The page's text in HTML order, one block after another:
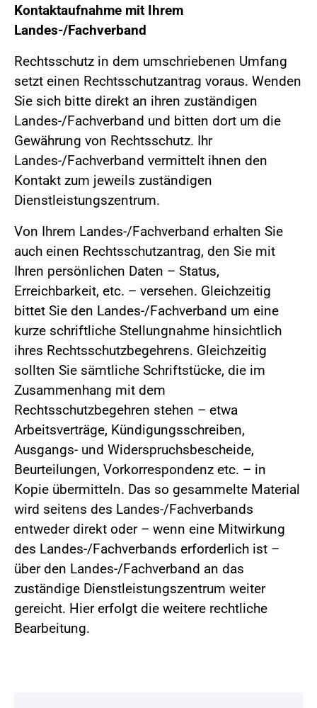
Kontaktaufnahme mit Ihrem
Landes-/Fachverband
Rechtsschutz in dem umschriebenen Umfang
setzt einen Rechtsschutzantrag voraus. Wenden
Sie sich bitte direkt an ihren zuständigen
Landes-/Fachverband und bitten dort um die
Gewährung von Rechtsschutz. Ihr
Landes-/Fachverband vermittelt ihnen den
Kontakt zum jeweils zuständigen
Dienstleistungszentrum.
Von Ihrem Landes-/Fachverband erhalten Sie
auch einen Rechtsschutzantrag, den Sie mit
Ihren persönlichen Daten – Status,
Erreichbarkeit, etc. – versehen. Gleichzeitig
bittet Sie den Landes-/Fachverband um eine
kurze schriftliche Stellungnahme hinsichtlich
ihres Rechtsschutzbegehrens. Gleichzeitig
sollten Sie sämtliche Schriftstücke, die im
Zusammenhang mit dem
Rechtsschutzbegehren stehen – etwa
Arbeitsverträge, Kündigungsschreiben,
Ausgangs- und Widerspruchsbescheide,
Beurteilungen, Vorkorrespondenz etc. – in
Kopie übermitteln. Das so gesammelte Material
wird seitens des Landes-/Fachverbands
entweder direkt oder – wenn eine Mitwirkung
des Landes-/Fachverbands erforderlich ist –
über den Landes-/Fachverband an das
zuständige Dienstleistungszentrum weiter
gereicht. Hier erfolgt die weitere rechtliche
Bearbeitung.